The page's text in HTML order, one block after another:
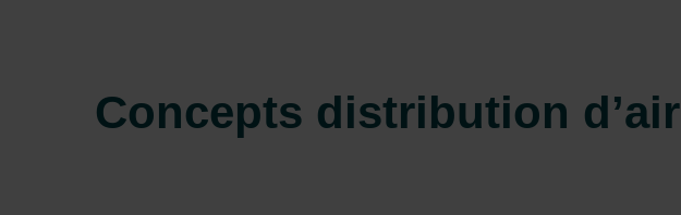
Concepts distribution d’air